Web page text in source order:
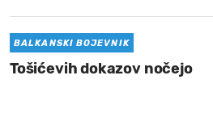
BALKANSKI BOJEVNIK
Tošićevih dokazov nočejo